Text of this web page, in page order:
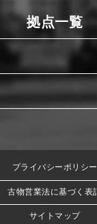
プライバシーポリシー
古物営業法に基づく表
サイトマップ